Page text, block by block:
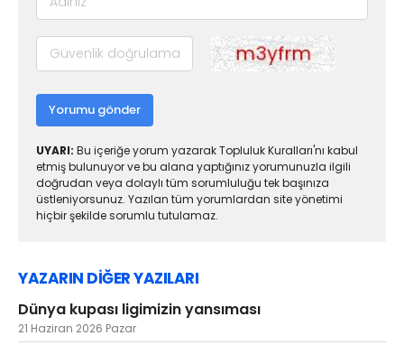
Yorumu gönder
UYARI: Bu içeriğe yorum yazarak Topluluk Kuralları'nı kabul
etmiş bulunuyor ve bu alana yaptığınız yorumunuzla ilgili
doğrudan veya dolaylı tüm sorumluluğu tek başınıza
üstleniyorsunuz. Yazılan tüm yorumlardan site yönetimi
hiçbir şekilde sorumlu tutulamaz.
YAZARIN DİĞER YAZILARI
Dünya kupası ligimizin yansıması
21 Haziran 2026 Pazar